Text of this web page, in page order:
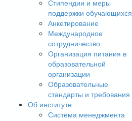
Стипендии и меры
поддержки обучающихся
Анкетирование
Международное
сотрудничество
Организация питания в
образовательной
организации
Образовательные
стандарты и требования
Об институте
Система менеджмента